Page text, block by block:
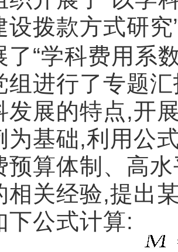
设拨款方式研究
了“学科费用系
组进行了专题
发展的特点,开
为基础,利用公
预算体制、高
相关经验,提出
下公式计算: